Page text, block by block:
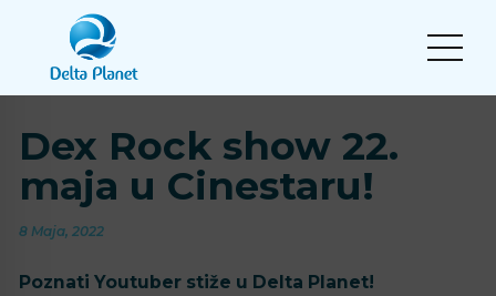
Dex Rock show 22.
maja u Cinestaru!
8 Maja, 2022
Poznati Youtuber stiže u Delta Planet!